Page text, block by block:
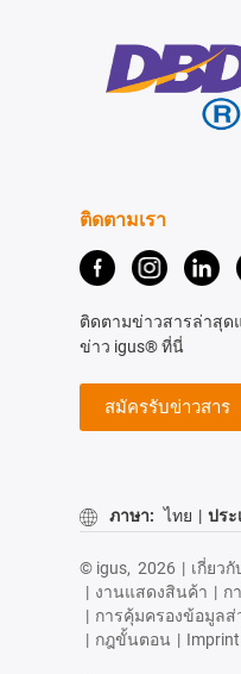
ติดตามเรา
ติดตามข่าวสารล่าสุด
ข่าว igus® ที่นี่
สมัครรับข่าวสาร
ภาษา: ไทย | ประ
© igus, 2026 | เกี่ยว
| งานแสดงสินค้า | ก
| การคุ้มครองข้อมูล
| กฎขั้นตอน | Imprint